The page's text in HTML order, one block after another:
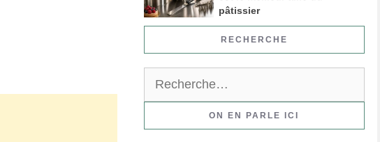
pâtissier
RECHERCHE
ON EN PARLE ICI